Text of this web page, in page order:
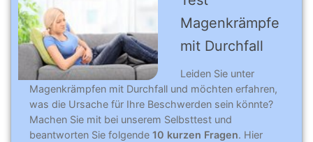
Magenkrämpfe
mit Durchfall
Leiden Sie unter
Magenkrämpfen mit Durchfall und möchten erfahren,
was die Ursache für Ihre Beschwerden sein könnte?
Machen Sie mit bei unserem Selbsttest und
beantworten Sie folgende 10 kurzen Fragen. Hier